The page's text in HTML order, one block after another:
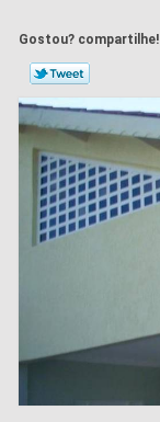
Gostou? compartilhe!